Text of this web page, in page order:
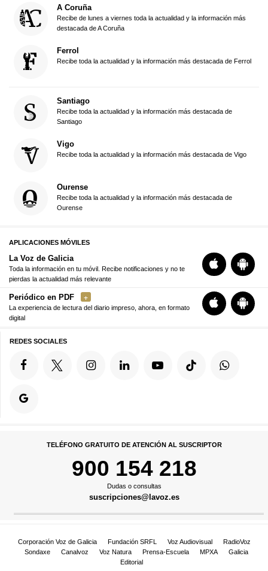
A Coruña
Recibe de lunes a viernes toda la actualidad y la información más
destacada de A Coruña
Ferrol
Recibe toda la actualidad y la información más destacada de Ferrol
Santiago
Recibe toda la actualidad y la información más destacada de
Santiago
Vigo
Recibe toda la actualidad y la información más destacada de Vigo
Ourense
Recibe toda la actualidad y la información más destacada de
Ourense
APLICACIONES MÓVILES
La Voz de Galicia
Toda la información en tu móvil. Recibe notificaciones y no te
pierdas la actualidad más relevante
Periódico en PDF
La experiencia de lectura del diario impreso, ahora, en formato
digital
REDES SOCIALES
TELÉFONO GRATUITO DE ATENCIÓN AL SUSCRIPTOR
900 154 218
Dudas o consultas
suscripciones@lavoz.es
Corporación Voz de Galicia Fundación SRFL Voz Audiovisual
RadioVoz
Sondaxe
Canalvoz Voz Natura Prensa-Escuela MPXA
Galicia
Editorial